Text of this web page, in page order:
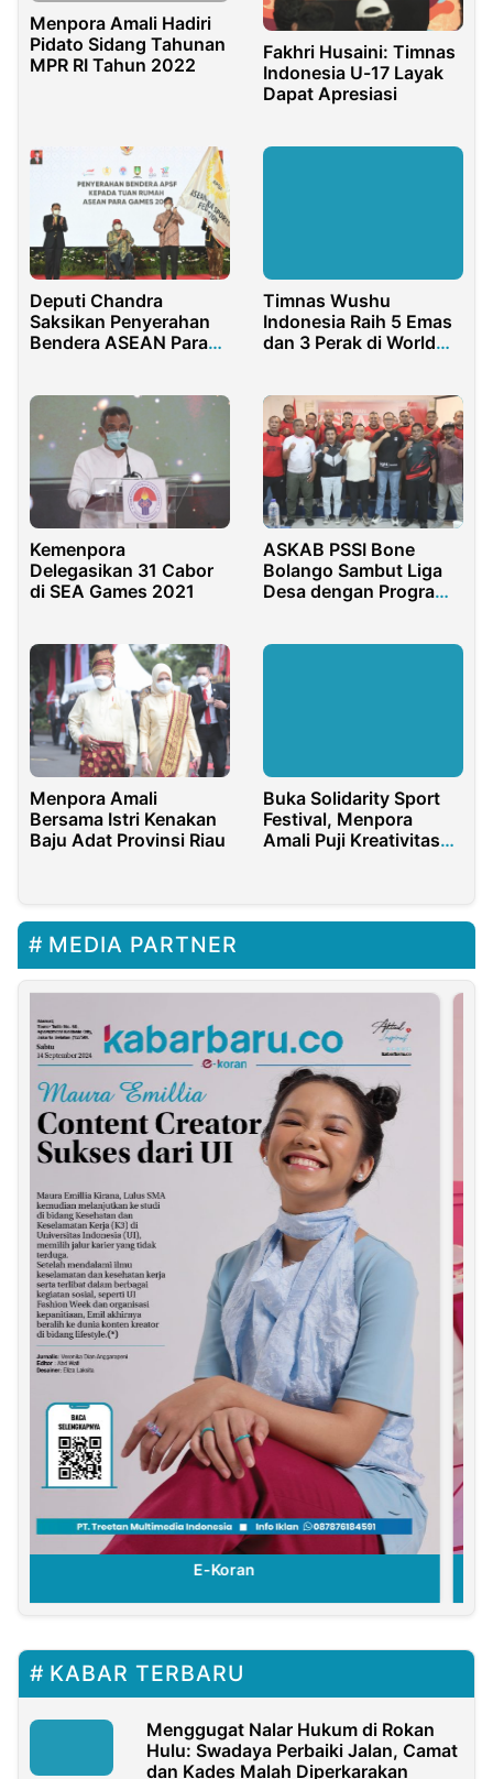
Menpora Amali Hadiri
Pidato Sidang Tahunan
MPR RI Tahun 2022
Fakhri Husaini: Timnas
Indonesia U-17 Layak
Dapat Apresiasi
Deputi Chandra
Saksikan Penyerahan
Bendera ASEAN Para
Timnas Wushu
Indonesia Raih 5 Emas
dan 3 Perak di World
Kemenpora
Delegasikan 31 Cabor
di SEA Games 2021
ASKAB PSSI Bone
Bolango Sambut Liga
Desa dengan Program 1
Menpora Amali
Bersama Istri Kenakan
Baju Adat Provinsi Riau
Buka Solidarity Sport
Festival, Menpora
Amali Puji Kreativitas
MEDIA PARTNER
E-Koran
KABAR TERBARU
Menggugat Nalar Hukum di Rokan
Hulu: Swadaya Perbaiki Jalan, Camat
dan Kades Malah Diperkarakan